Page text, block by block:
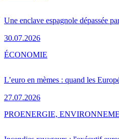
Une enclave espagnole dépassée
30.07.2026
L’euro en mèmes : quand les
27.07.2026
ÉCONOMIE
PROENERGIE,